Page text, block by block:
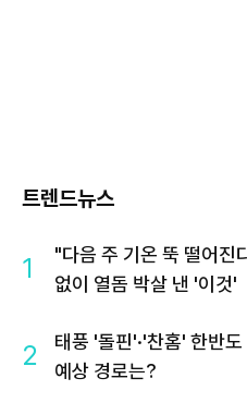
트렌드뉴스
1
"다음 주 기온 뚝 떨어진
없이 열돔 박살 낸 '이것'
2
태풍 '돌핀'·'찬홈' 한반
예상 경로는?